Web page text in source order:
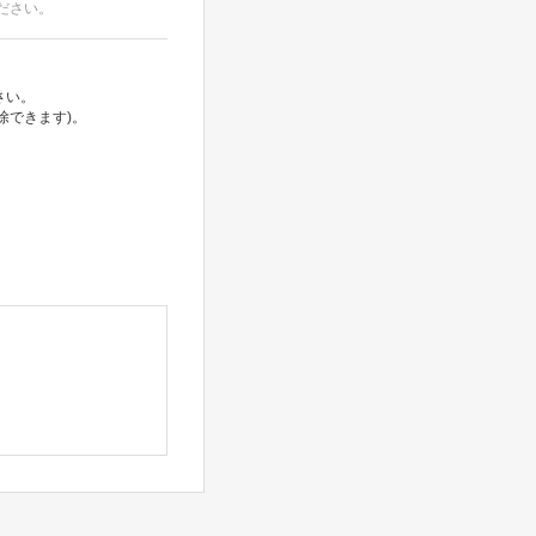
い。
。
きます)。